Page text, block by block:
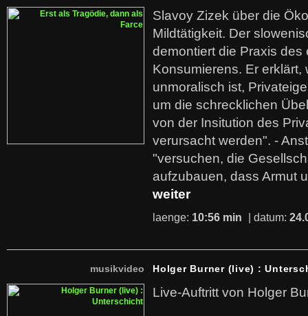
Slavoy Zizek über die
Mildtätigkeit. Der
demontiert die Praxis des
Konsumierens. Er erklärt,
unmoralisch ist,
um die schrecklichen
von der Insitution des
verursacht werden". -
"versuchen, die
aufzubauen, dass Armut
weiter
laenge: 10:56 min | datum:
musikvideo Holger Burner (live) :
Live-Auftritt von Holger